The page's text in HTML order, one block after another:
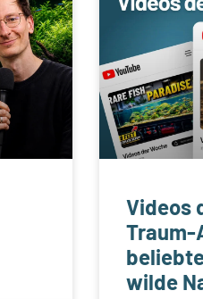
Videos
Traum-
wilde